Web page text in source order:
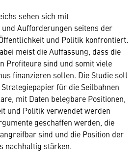
sehen sich mit
Aufforderungen seitens der
und Politik konfrontiert.
meist die Auffassung, dass die
Profiteure sind und somit viele
finanzieren sollen. Die Studie soll
für die Seilbahnen
mit Daten belegbare Positionen,
und Politik verwendet werden
geschaffen werden, die
sind und die Position der
nachhaltig stärken.